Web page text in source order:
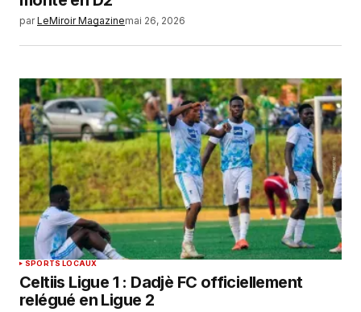
par LeMiroir Magazinemai 26, 2026
SPORTS LOCAUX
Celtiis Ligue 1 : Dadjè FC officiellement
relégué en Ligue 2